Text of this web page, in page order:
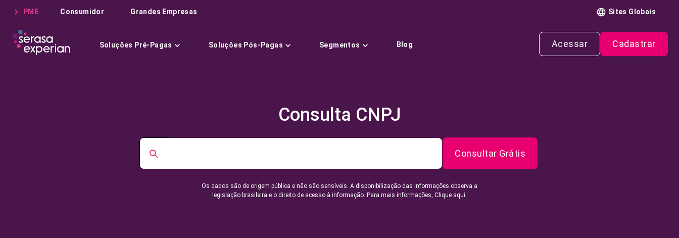
PME Consumidor Grandes Empresas Sites Globais
Soluções Pré-Pagas Soluções Pós-Pagas Segmentos Blog Acessar Cadastrar
Consulta CNPJ
Consultar Grátis
Os dados são de origem pública e não são sensíveis. A disponibilização das informações observa a
legislação brasileira e o direito de acesso à informação. Para mais informações, Clique aqui.